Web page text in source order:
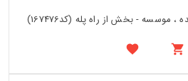
موسسه - بخش از راه پله (کد167476)